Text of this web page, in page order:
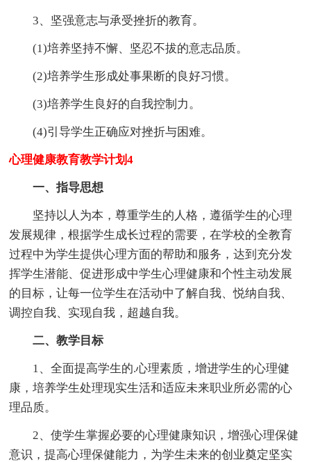
3、坚强意志与承受挫折的教育。
(1)培养坚持不懈、坚忍不拔的意志品质。
(2)培养学生形成处事果断的良好习惯。
(3)培养学生良好的自我控制力。
(4)引导学生正确应对挫折与困难。
心理健康教育教学计划4
一、指导思想
坚持以人为本，尊重学生的人格，遵循学生的心理
发展规律，根据学生成长过程的需要，在学校的全教育
过程中为学生提供心理方面的帮助和服务，达到充分发
挥学生潜能、促进形成中学生心理健康和个性主动发展
的目标，让每一位学生在活动中了解自我、悦纳自我、
调控自我、实现自我，超越自我。
二、教学目标
1、全面提高学生的.心理素质，增进学生的心理健
康，培养学生处理现实生活和适应未来职业所必需的心
理品质。
2、使学生掌握必要的心理健康知识，增强心理保健
意识，提高心理保健能力，为学生未来的创业奠定坚实